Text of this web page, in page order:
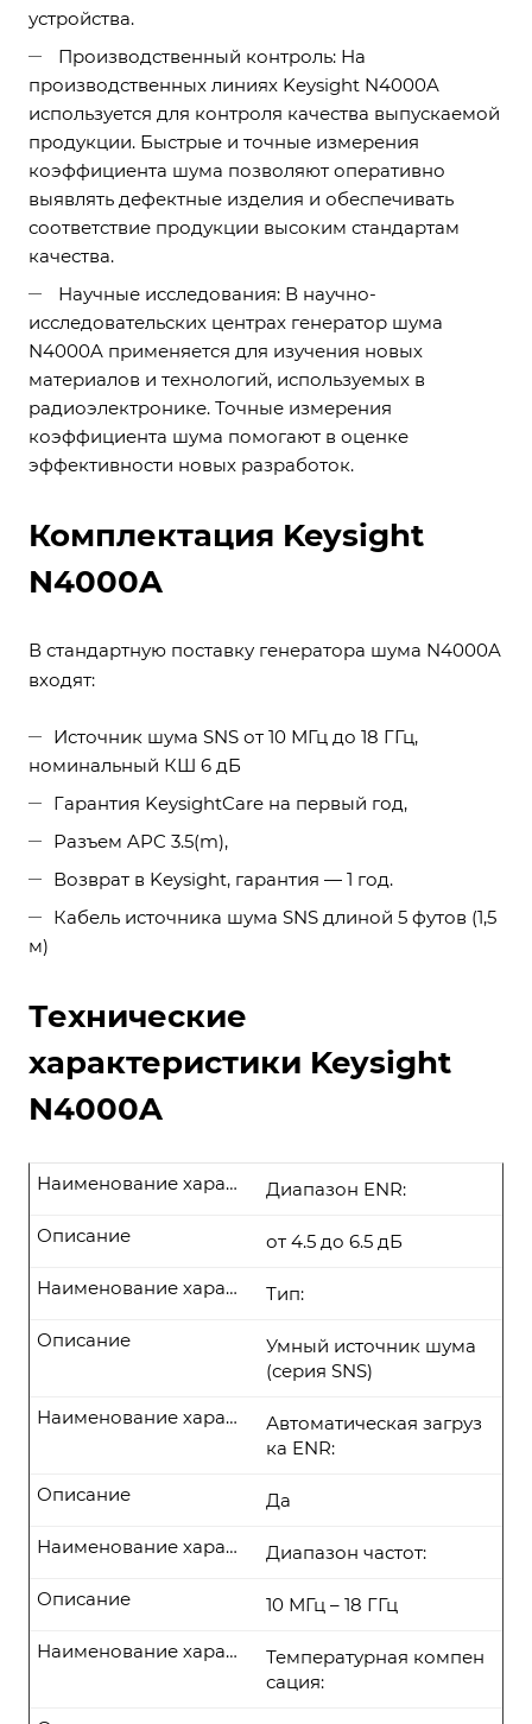
устройства.
Производственный контроль: На
производственных линиях Keysight N4000A
используется для контроля качества выпускаемой
продукции. Быстрые и точные измерения
коэффициента шума позволяют оперативно
выявлять дефектные изделия и обеспечивать
соответствие продукции высоким стандартам
качества.
Научные исследования: В научно-
исследовательских центрах генератор шума
N4000A применяется для изучения новых
материалов и технологий, используемых в
радиоэлектронике. Точные измерения
коэффициента шума помогают в оценке
эффективности новых разработок.
Комплектация Keysight
N4000A
В стандартную поставку генератора шума N4000A
входят:
Источник шума SNS от 10 МГц до 18 ГГц,
номинальный КШ 6 дБ
Гарантия KeysightCare на первый год,
Разъем APC 3.5(m),
Возврат в Keysight, гарантия — 1 год.
Кабель источника шума SNS длиной 5 футов (1,5
м)
Технические
характеристики Keysight
N4000A
Диапазон ENR:
Наименование характеристики
от 4.5 до 6.5 дБ
Описание
Тип:
Наименование характеристики
Умный источник шума
(серия SNS)
Описание
Автоматическая загруз
ка ENR:
Наименование характеристики
Да
Описание
Диапазон частот:
Наименование характеристики
10 МГц – 18 ГГц
Описание
Температурная компен
сация:
Наименование характеристики